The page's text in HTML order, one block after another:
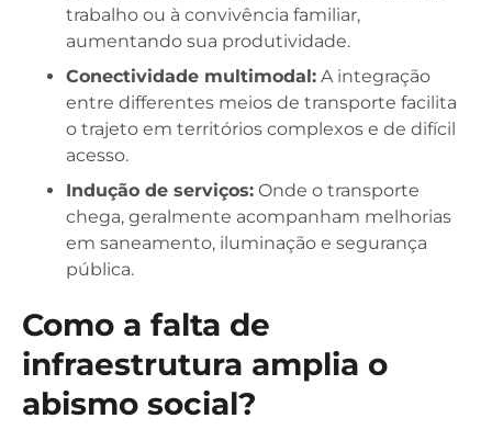
trabalho ou à convivência familiar,
aumentando sua produtividade.
Conectividade multimodal: A integração
entre differentes meios de transporte facilita
o trajeto em territórios complexos e de difícil
acesso.
Indução de serviços: Onde o transporte
chega, geralmente acompanham melhorias
em saneamento, iluminação e segurança
pública.
Como a falta de
infraestrutura amplia o
abismo social?